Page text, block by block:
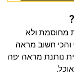
מחוסמת ולא
חשוב מראה
נותנת מראה יפה